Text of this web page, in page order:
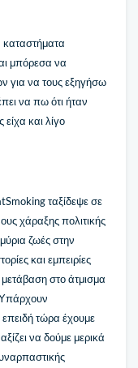
καταστήματα
μπόρεσα να
για να τους εξηγήσω
να πω ότι ήταν
και λίγο
ταξίδεψε σε
χάραξης πολιτικής
ζωές στην
και εμπειρίες
στο άτμισμα
Υπάρχουν
τώρα έχουμε
να δούμε μερικά